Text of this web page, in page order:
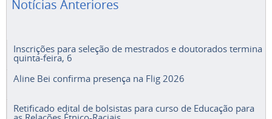
Notícias Anteriores
Inscrições para seleção de mestrados e doutorados termina
quinta-feira, 6
Aline Bei confirma presença na Flig 2026
Retificado edital de bolsistas para curso de Educação para